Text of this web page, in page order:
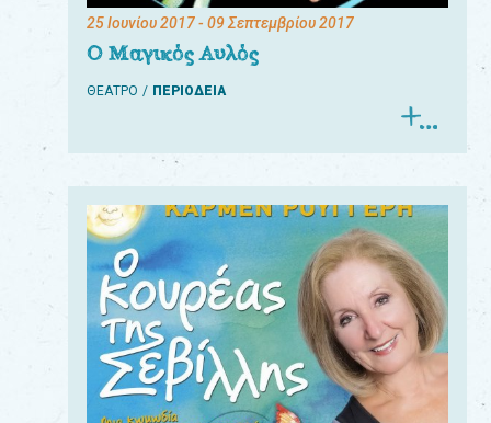
25 Ιουνίου 2017- 09 Σεπτεμβρίου 2017
Ο Μαγικός Αυλός
ΘΕΑΤΡΟ ΠΕΡΙΟΔΕΙΑ